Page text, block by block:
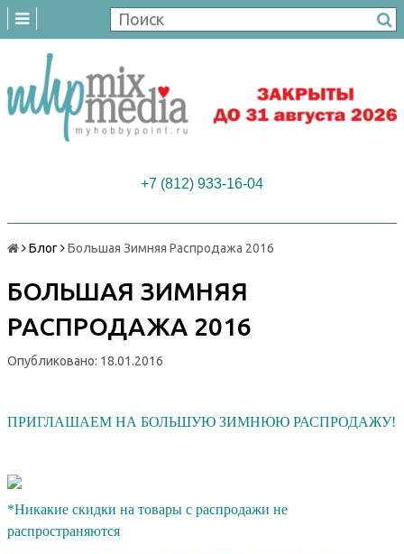
+7 (812) 933-16-04
Блог Большая Зимняя Распродажа 2016
БОЛЬШАЯ ЗИМНЯЯ
РАСПРОДАЖА 2016
Опубликовано: 18.01.2016
ПРИГЛАШАЕМ НА БОЛЬШУЮ ЗИМНЮЮ РАСПРОДАЖУ!
*Никакие скидки на товары с распродажи не
распространяются